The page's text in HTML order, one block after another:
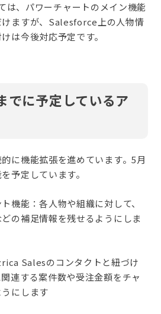
、パワーチャートのメイン機能
けますが、Salesforce上の人物情
は今後対応予定です。
でに予定しているア
に機能拡張を進めています。5月
予定しています。
機能：各人物や組織に対して、
の補足情報を残せるようにしま
Salesのコンタクトと紐づけ
連する案件数や受注金額をチャ
にします